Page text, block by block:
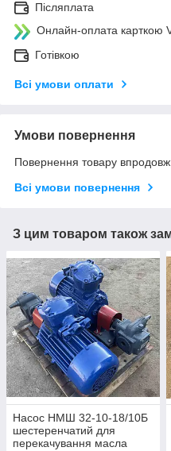
Післяплата
Онлайн-оплата карткою
Готівкою
Всі умови оплати
Умови повернення
Повернення товару
Всі умови повернення
З цим товаром також
Насос НМШ 32-10-18/10Б
шестеренчатий для
перекачування масла